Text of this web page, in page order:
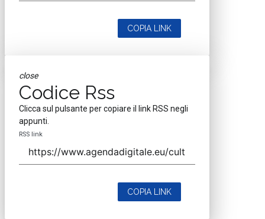
COPIA LINK
close
Codice Rss
Clicca sul pulsante per copiare il link RSS negli
appunti.
RSS link
COPIA LINK